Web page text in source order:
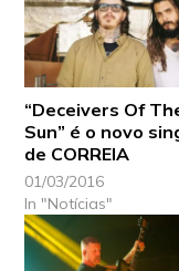
“Deceivers Of
Sun” é o novo
de CORREIA
01/03/2016
In "Notícias"